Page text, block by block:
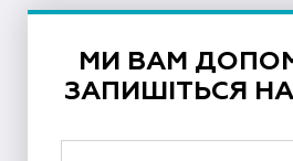
МИ ВАМ
ЗАПИШІТЬСЯ